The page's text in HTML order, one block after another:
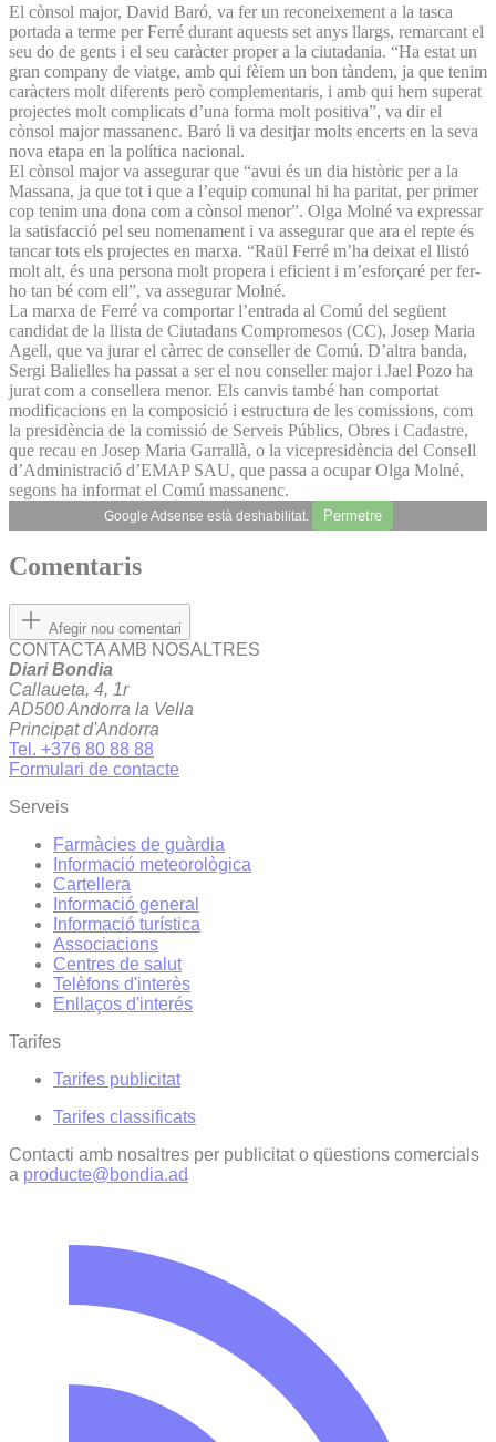
El cònsol major, David Baró, va fer un reconeixement a la tasca
portada a terme per Ferré durant aquests set anys llargs, remarcant el
seu do de gents i el seu caràcter proper a la ciutadania. “Ha estat un
gran company de viatge, amb qui fèiem un bon tàndem, ja que tenim
caràcters molt diferents però complementaris, i amb qui hem superat
projectes molt complicats d’una forma molt positiva”, va dir el
cònsol major massanenc. Baró li va desitjar molts encerts en la seva
nova etapa en la política nacional.
El cònsol major va assegurar que “avui és un dia històric per a la
Massana, ja que tot i que a l’equip comunal hi ha paritat, per primer
cop tenim una dona com a cònsol menor”. Olga Molné va expressar
la satisfacció pel seu nomenament i va assegurar que ara el repte és
tancar tots els projectes en marxa. “Raül Ferré m’ha deixat el llistó
molt alt, és una persona molt propera i eficient i m’esforçaré per fer-
ho tan bé com ell”, va assegurar Molné.
La marxa de Ferré va comportar l’entrada al Comú del següent
candidat de la llista de Ciutadans Compromesos (CC), Josep Maria
Agell, que va jurar el càrrec de conseller de Comú. D’altra banda,
Sergi Balielles ha passat a ser el nou conseller major i Jael Pozo ha
jurat com a consellera menor. Els canvis també han comportat
modificacions en la composició i estructura de les comissions, com
la presidència de la comissió de Serveis Públics, Obres i Cadastre,
que recau en Josep Maria Garrallà, o la vicepresidència del Consell
d’Administració d’EMAP SAU, que passa a ocupar Olga Molné,
segons ha informat el Comú massanenc.
Google Adsense està deshabilitat. Permetre
Comentaris
Afegir nou comentari
CONTACTA AMB NOSALTRES
Diari Bondia
Callaueta, 4, 1r
AD500 Andorra la Vella
Principat d'Andorra
Tel. +376 80 88 88
Formulari de contacte
Serveis
Farmàcies de guàrdia
Informació meteorològica
Cartellera
Informació general
Informació turística
Associacions
Centres de salut
Telèfons d'interès
Enllaços d'interés
Tarifes
Tarifes publicitat
Tarifes classificats
Contacti amb nosaltres per publicitat o qüestions comercials
a producte@bondia.ad